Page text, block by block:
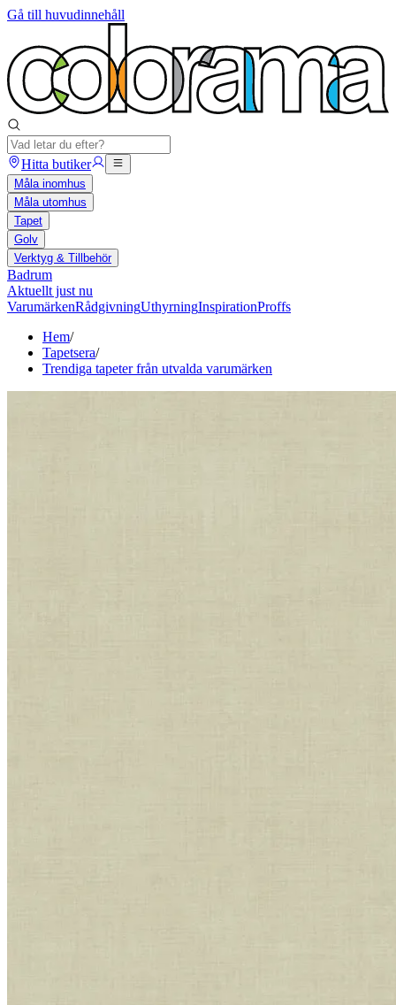
Gå till huvudinnehåll
Hitta butiker
Måla inomhus
Måla utomhus
Tapet
Golv
Verktyg & Tillbehör
Badrum
Aktuellt just nu
VarumärkenRådgivningUthyrningInspirationProffs
Hem/
Tapetsera/
Trendiga tapeter från utvalda varumärken